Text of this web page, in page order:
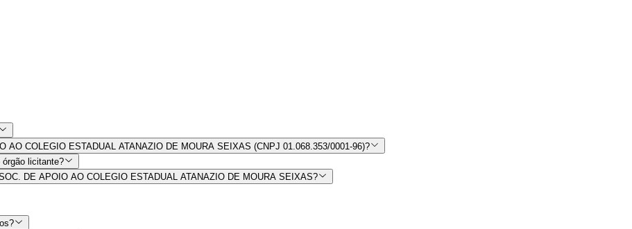
COLEGIO ESTADUAL ATANAZIO DE MOURA SEIXAS (CNPJ 01.068.353/0001-96)?
licitante?
DE APOIO AO COLEGIO ESTADUAL ATANAZIO DE MOURA SEIXAS?